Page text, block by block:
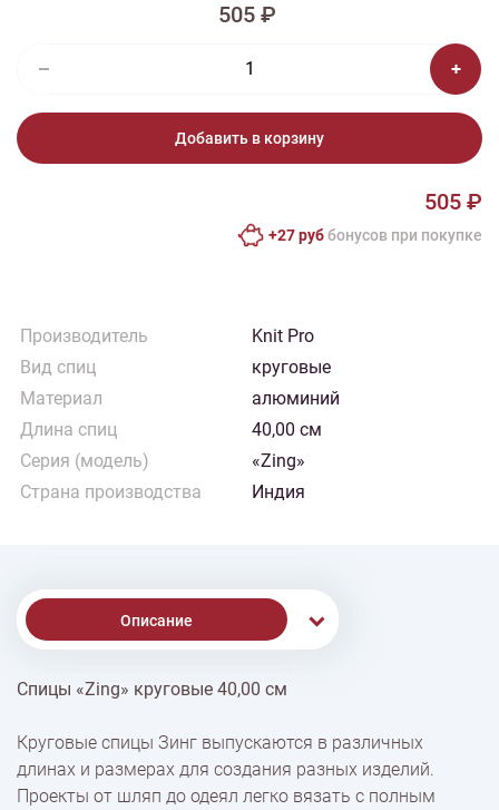
505 ₽
Добавить в корзину
505 ₽
+27 руббонусов при покупке
Производитель
Knit Pro
Вид спиц
круговые
Материал
алюминий
Длина спиц
40,00 см
Серия (модель)
«Zing»
Страна производства
Индия
Описание
% Скидки
Доставка
Спицы «Zing» круговые 40,00 см
Круговые спицы Зинг выпускаются в различных
длинах и размерах для создания разных изделий.
Проекты от шляп до одеял легко вязать с полным